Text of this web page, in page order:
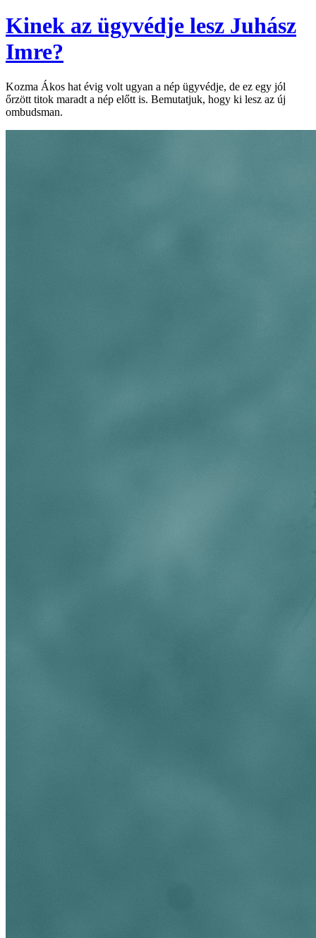
Kinek az ügyvédje lesz Juhász
Imre?
Kozma Ákos hat évig volt ugyan a nép ügyvédje, de ez egy jól
őrzött titok maradt a nép előtt is. Bemutatjuk, hogy ki lesz az új
ombudsman.